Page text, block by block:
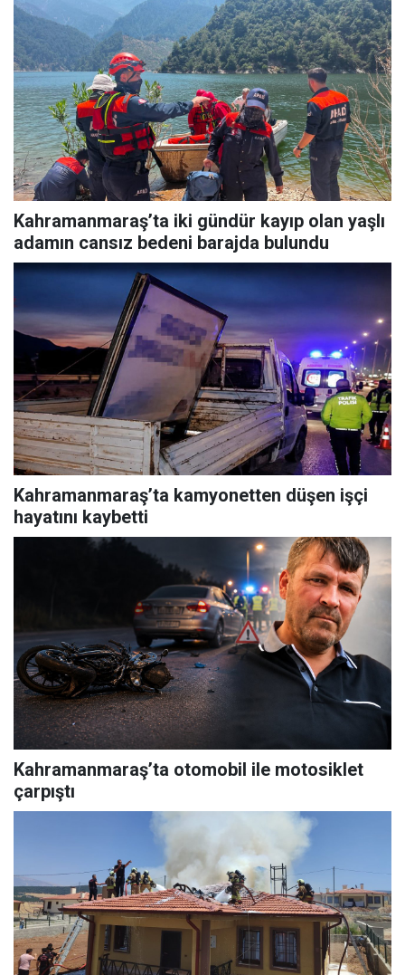
Kahramanmaraş’ta iki gündür kayıp olan yaşlı
adamın cansız bedeni barajda bulundu
Kahramanmaraş’ta kamyonetten düşen işçi
hayatını kaybetti
Kahramanmaraş’ta otomobil ile motosiklet
çarpıştı